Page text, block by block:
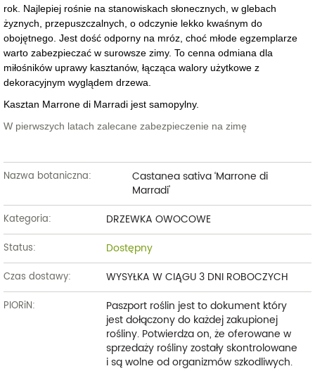
rok. Najlepiej rośnie na stanowiskach słonecznych, w glebach
żyznych, przepuszczalnych, o odczynie lekko kwaśnym do
obojętnego. Jest dość odporny na mróz, choć młode egzemplarze
warto zabezpieczać w surowsze zimy. To cenna odmiana dla
miłośników uprawy kasztanów, łącząca walory użytkowe z
dekoracyjnym wyglądem drzewa.
Kasztan Marrone di Marradi jest samopylny.
W pierwszych latach zalecane zabezpieczenie na zimę
Nazwa botaniczna:
Castanea sativa ‘Marrone di
Marradi'
Kategoria: DRZEWKA OWOCOWE
Status: Dostępny
Czas dostawy: WYSYŁKA W CIĄGU 3 DNI ROBOCZYCH
PIORiN:
Paszport roślin jest to dokument który
jest dołączony do każdej zakupionej
rośliny. Potwierdza on, że oferowane w
sprzedaży rośliny zostały skontrolowane
i są wolne od organizmów szkodliwych.